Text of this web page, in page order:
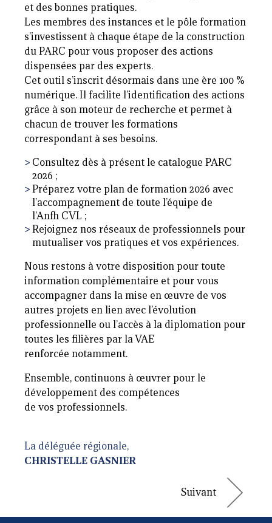
et des bonnes pratiques.
Les membres des instances et le pôle formation
s’investissent à chaque étape de la construction
du PARC pour vous proposer des actions
dispensées par des experts.
Cet outil s’inscrit désormais dans une ère 100 %
numérique. Il facilite l’identification des actions
grâce à son moteur de recherche et permet à
chacun de trouver les formations
correspondant à ses besoins.
Consultez dès à présent le catalogue PARC
2026 ;
Préparez votre plan de formation 2026 avec
l’accompagnement de toute l’équipe de
l’Anfh CVL ;
Rejoignez nos réseaux de professionnels pour
mutualiser vos pratiques et vos expériences.
Nous restons à votre disposition pour toute
information complémentaire et pour vous
accompagner dans la mise en œuvre de vos
autres projets en lien avec l’évolution
professionnelle ou l’accès à la diplomation pour
toutes les filières par la VAE
renforcée notamment.
Ensemble, continuons à œuvrer pour le
développement des compétences
de vos professionnels.
La déléguée régionale,
CHRISTELLE GASNIER